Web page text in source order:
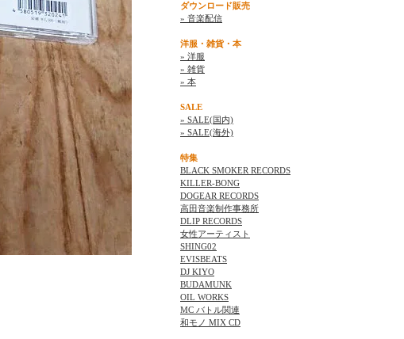
ダウンロード販売
» 音楽配信
洋服・雑貨・本
» 洋服
» 雑貨
» 本
SALE
» SALE(国内)
» SALE(海外)
特集
BLACK SMOKER RECORDS
KILLER-BONG
DOGEAR RECORDS
高田音楽制作事務所
DLIP RECORDS
女性アーティスト
SHING02
EVISBEATS
DJ KIYO
BUDAMUNK
OIL WORKS
MC バトル関連
和モノ MIX CD